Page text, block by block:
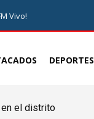
Vivo!
DEPORTES
el distrito